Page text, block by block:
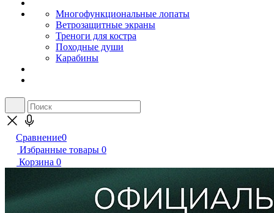
Многофункциональные лопаты
Ветрозащитные экраны
Треноги для костра
Походные души
Карабины
Сравнение0
Избранные товары 0
Корзина 0